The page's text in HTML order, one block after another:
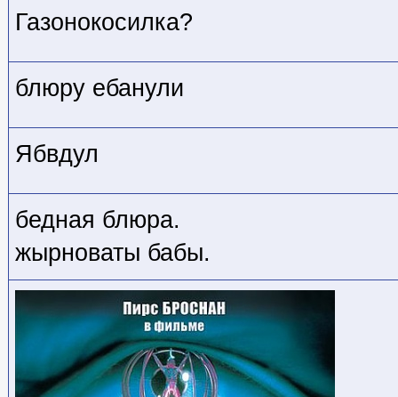
Газонокосилка?
блюру ебанули
Ябвдул
бедная блюра.
жырноваты бабы.